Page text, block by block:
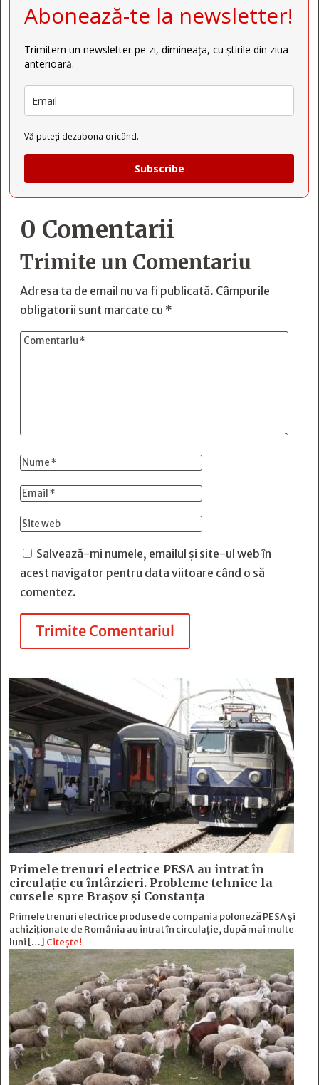
Abonează-te la newsletter!
Trimitem un newsletter pe zi, dimineața, cu știrile din ziua
anterioară.
Vă puteți dezabona oricând.
Subscribe
0 Comentarii
Trimite un Comentariu
Adresa ta de email nu va fi publicată. Câmpurile
obligatorii sunt marcate cu *
Salvează-mi numele, emailul și site-ul web în
acest navigator pentru data viitoare când o să
comentez.
Trimite Comentariul
Primele trenuri electrice PESA au intrat în
circulație cu întârzieri. Probleme tehnice la
cursele spre Brașov și Constanța
Primele trenuri electrice produse de compania poloneză PESA și
achiziționate de România au intrat în circulație, după mai multe
luni […] Citește!